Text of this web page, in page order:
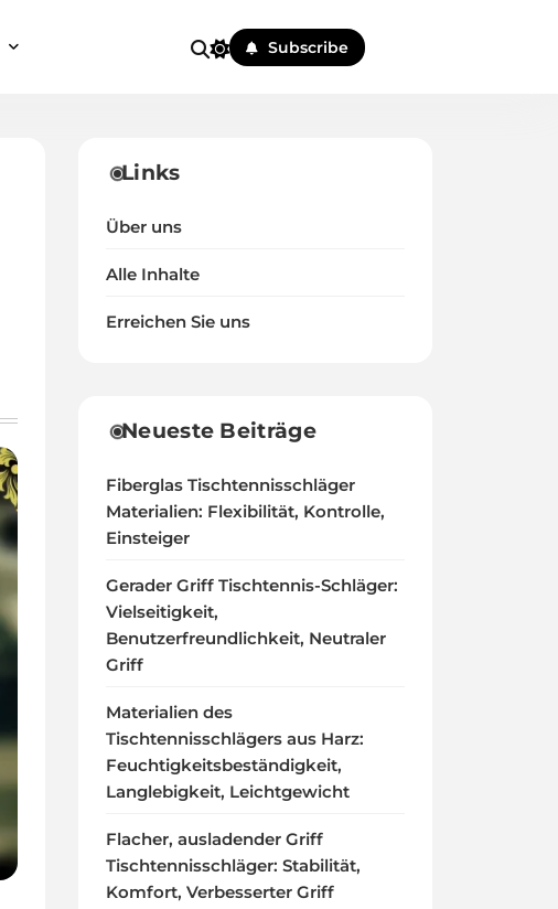
Subscribe
Links
Über uns
Alle Inhalte
Erreichen Sie uns
Neueste Beiträge
Fiberglas Tischtennisschläger
Materialien: Flexibilität, Kontrolle,
Einsteiger
Gerader Griff Tischtennis-Schläger:
Vielseitigkeit,
Benutzerfreundlichkeit, Neutraler
Griff
Materialien des
Tischtennisschlägers aus Harz:
Feuchtigkeitsbeständigkeit,
Langlebigkeit, Leichtgewicht
Flacher, ausladender Griff
Tischtennisschläger: Stabilität,
Komfort, Verbesserter Griff